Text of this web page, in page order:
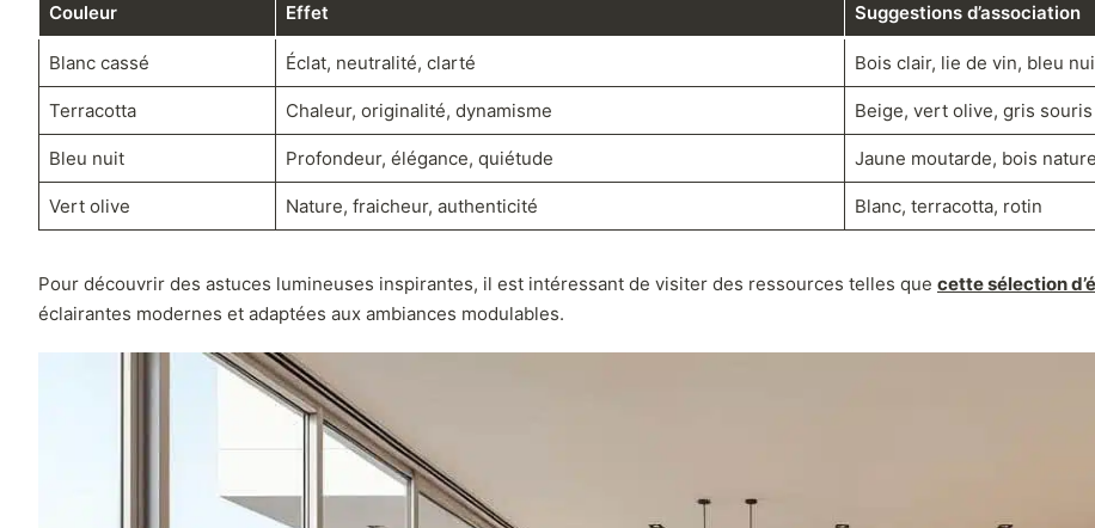
Couleur Effet Suggestions d’association
Blanc cassé Éclat, neutralité, clarté Bois clair, lie de vin, bleu
Terracotta Chaleur, originalité, dynamisme Beige, vert olive, gris souris
Bleu nuit Profondeur, élégance, quiétude Jaune moutarde, bois
Vert olive Nature, fraicheur, authenticité Blanc, terracotta, rotin
Pour découvrir des astuces lumineuses inspirantes, il est intéressant de visiter des ressources telles que cette sélection
éclairantes modernes et adaptées aux ambiances modulables.